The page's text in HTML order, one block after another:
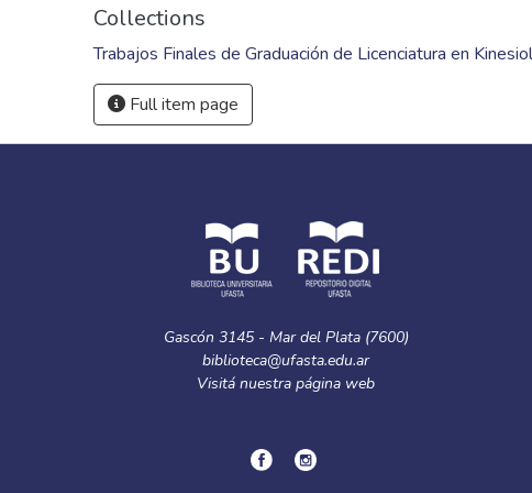
Collections
Trabajos Finales de Graduación de Licenciatura en
Full item page
Gascón 3145 - Mar del Plata (7600)
biblioteca@ufasta.edu.ar
Visitá nuestra página web